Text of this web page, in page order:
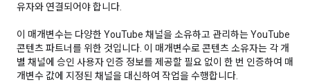
유자와 연결되어야 합니다.
이 매개변수는 다양한 YouTube 채널을 소유하고 관리하는 YouTube
콘텐츠 파트너를 위한 것입니다. 이 매개변수로 콘텐츠 소유자는 각 개
별 채널에 승인 사용자 인증 정보를 제공할 필요 없이 한 번 인증하여 매
개변수 값에 지정된 채널을 대신하여 작업을 수행합니다.